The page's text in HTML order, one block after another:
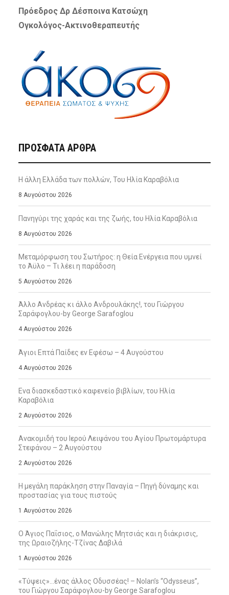
Πρόεδρος Δρ Δέσποινα Κατσώχη
Ογκολόγος-Ακτινοθεραπευτής
ΠΡΌΣΦΑΤΑ ΆΡΘΡΑ
Η άλλη Ελλάδα των πολλών, Του Ηλία Καραβόλια
8 Αυγούστου 2026
Πανηγύρι της χαράς και της ζωής, tου Ηλία Καραβόλια
8 Αυγούστου 2026
Μεταμόρφωση του Σωτήρος: η Θεία Ενέργεια που υμνεί
το Άϋλο – Τι λέει η παράδοση
5 Αυγούστου 2026
Άλλο Ανδρέας κι άλλο Ανδρουλάκης!, του Γιώργου
Σαράφογλου-by George Sarafoglou
4 Αυγούστου 2026
Άγιοι Επτά Παίδες εν Εφέσω – 4 Αυγούστου
4 Αυγούστου 2026
Ενα διασκεδαστικό καφενείο βιβλίων, του Ηλία
Καραβόλια
2 Αυγούστου 2026
Ανακομιδή του Ιερού Λειψάνου του Αγίου Πρωτομάρτυρα
Στεφάνου – 2 Αυγούστου
2 Αυγούστου 2026
Η μεγάλη παράκληση στην Παναγία – Πηγή δύναμης και
προστασίας για τους πιστούς
1 Αυγούστου 2026
Ο Άγιος Παΐσιος, ο Μανώλης Μητσιάς και η διάκρισις,
της Ωραιοζήλης-Τζίνας Δαβιλά
1 Αυγούστου 2026
«Τύψεις»…ένας άλλος Οδυσσέας! – Nolan’s “Odysseus”,
του Γιώργου Σαράφογλου-by George Sarafoglou